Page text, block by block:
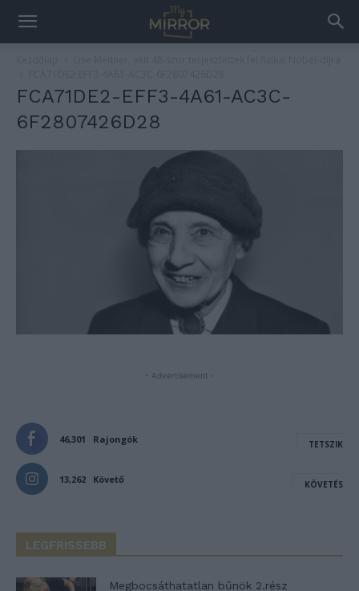
FCA71DE2-EFF3-4A61-AC3C-
6F2807426D28
- Advertisement -
46,301 Rajongók TETSZIK
13,262 Követő KÖVETÉS
LEGFRISSEBB
Megbocsáthatatlan bűnök 2.rész